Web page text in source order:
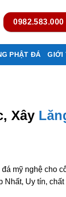
0982.583.000
PHẬT ĐÁ GIỚI
Xây
mỹ nghệ cho
Uy tín,